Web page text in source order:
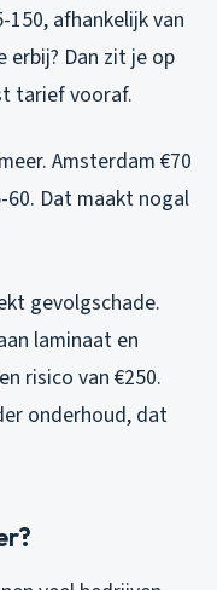
afhankelijk van
erbij? Dan zit je op
tarief vooraf.
Amsterdam €70
60. Dat maakt nogal
gevolgschade.
laminaat en
risico van €250.
onderhoud, dat